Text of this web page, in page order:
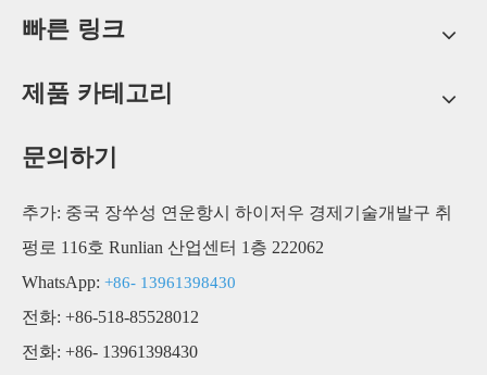
빠른 링크
제품 카테고리
문의하기
추가: 중국 장쑤성 연운항시 하이저우 경제기술개발구 취
펑로 116호 Runlian 산업센터 1층 222062
WhatsApp: +86- 13961398430
전화: +86-518-85528012
전화: +86- 13961398430